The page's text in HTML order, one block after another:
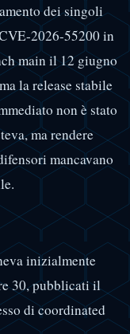
dei singoli
2026-55200 in
main il 12 giugno
la release stabile
non è stato
ma rendere
mancavano
inizialmente
30, pubblicati il
di coordinated